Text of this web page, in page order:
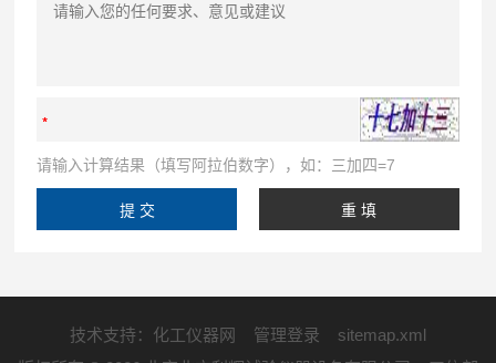
请输入计算结果（填写阿拉伯数字），如：三加四=7
技术支持： 化工仪器网 管理登录
sitemap.xml